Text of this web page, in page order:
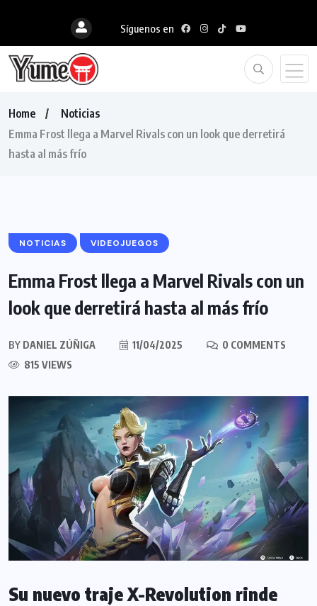
Síguenos en
Home
Noticias
Emma Frost llega a Marvel Rivals con un look que derretirá
hasta al más frío
NOTICIAS VIDEOJUEGOS
Emma Frost llega a Marvel Rivals con un
look que derretirá hasta al más frío
BY DANIEL ZÚÑIGA 11/04/2025
0 COMMENTS
815 VIEWS
Su nuevo traje X-Revolution rinde